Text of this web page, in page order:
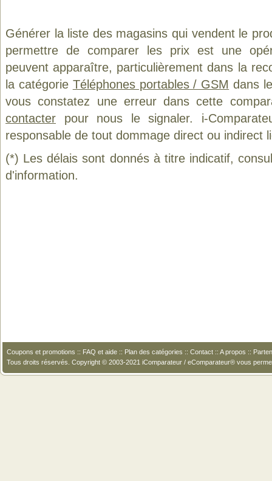
Générer la liste des magasins qui vendent le
permettre de comparer les prix est une
peuvent apparaître, particulièrement dans la
la catégorie Téléphones portables / GSM dans
vous constatez une erreur dans cette
contacter pour nous le signaler. i-
responsable de tout dommage direct ou indirect
(*) Les délais sont donnés à titre indicatif,
d'information.
Coupons et promotions :: FAQ et aide :: Plan des catégories :: Contact :: A propos ::
Tous droits réservés. Copyright © 2003-2021 iComparateur / eComparateur® vous